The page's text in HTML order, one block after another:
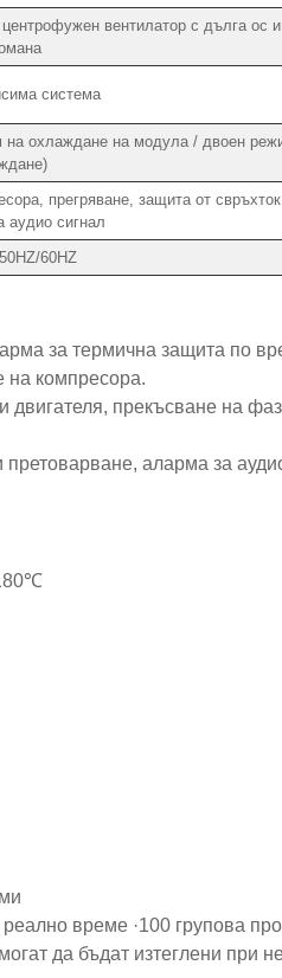
вентилатор с дълга ос
система
охлаждане на модула / двоен
прегряване, защита от
аудио сигнал
60HZ
за термична защита по
на компресора.
двигателя, прекъсване на
аларма за
време ·100 групова
да бъдат изтеглени при